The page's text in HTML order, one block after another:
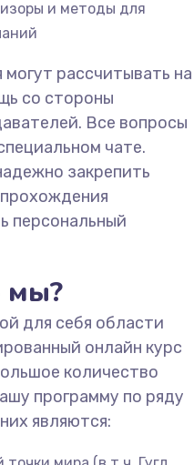
и методы для
рассчитывать на
со стороны
Все вопросы
чате.
закрепить
персональный
мы?
для себя области
онлайн курс
количество
программу по ряду
являются: